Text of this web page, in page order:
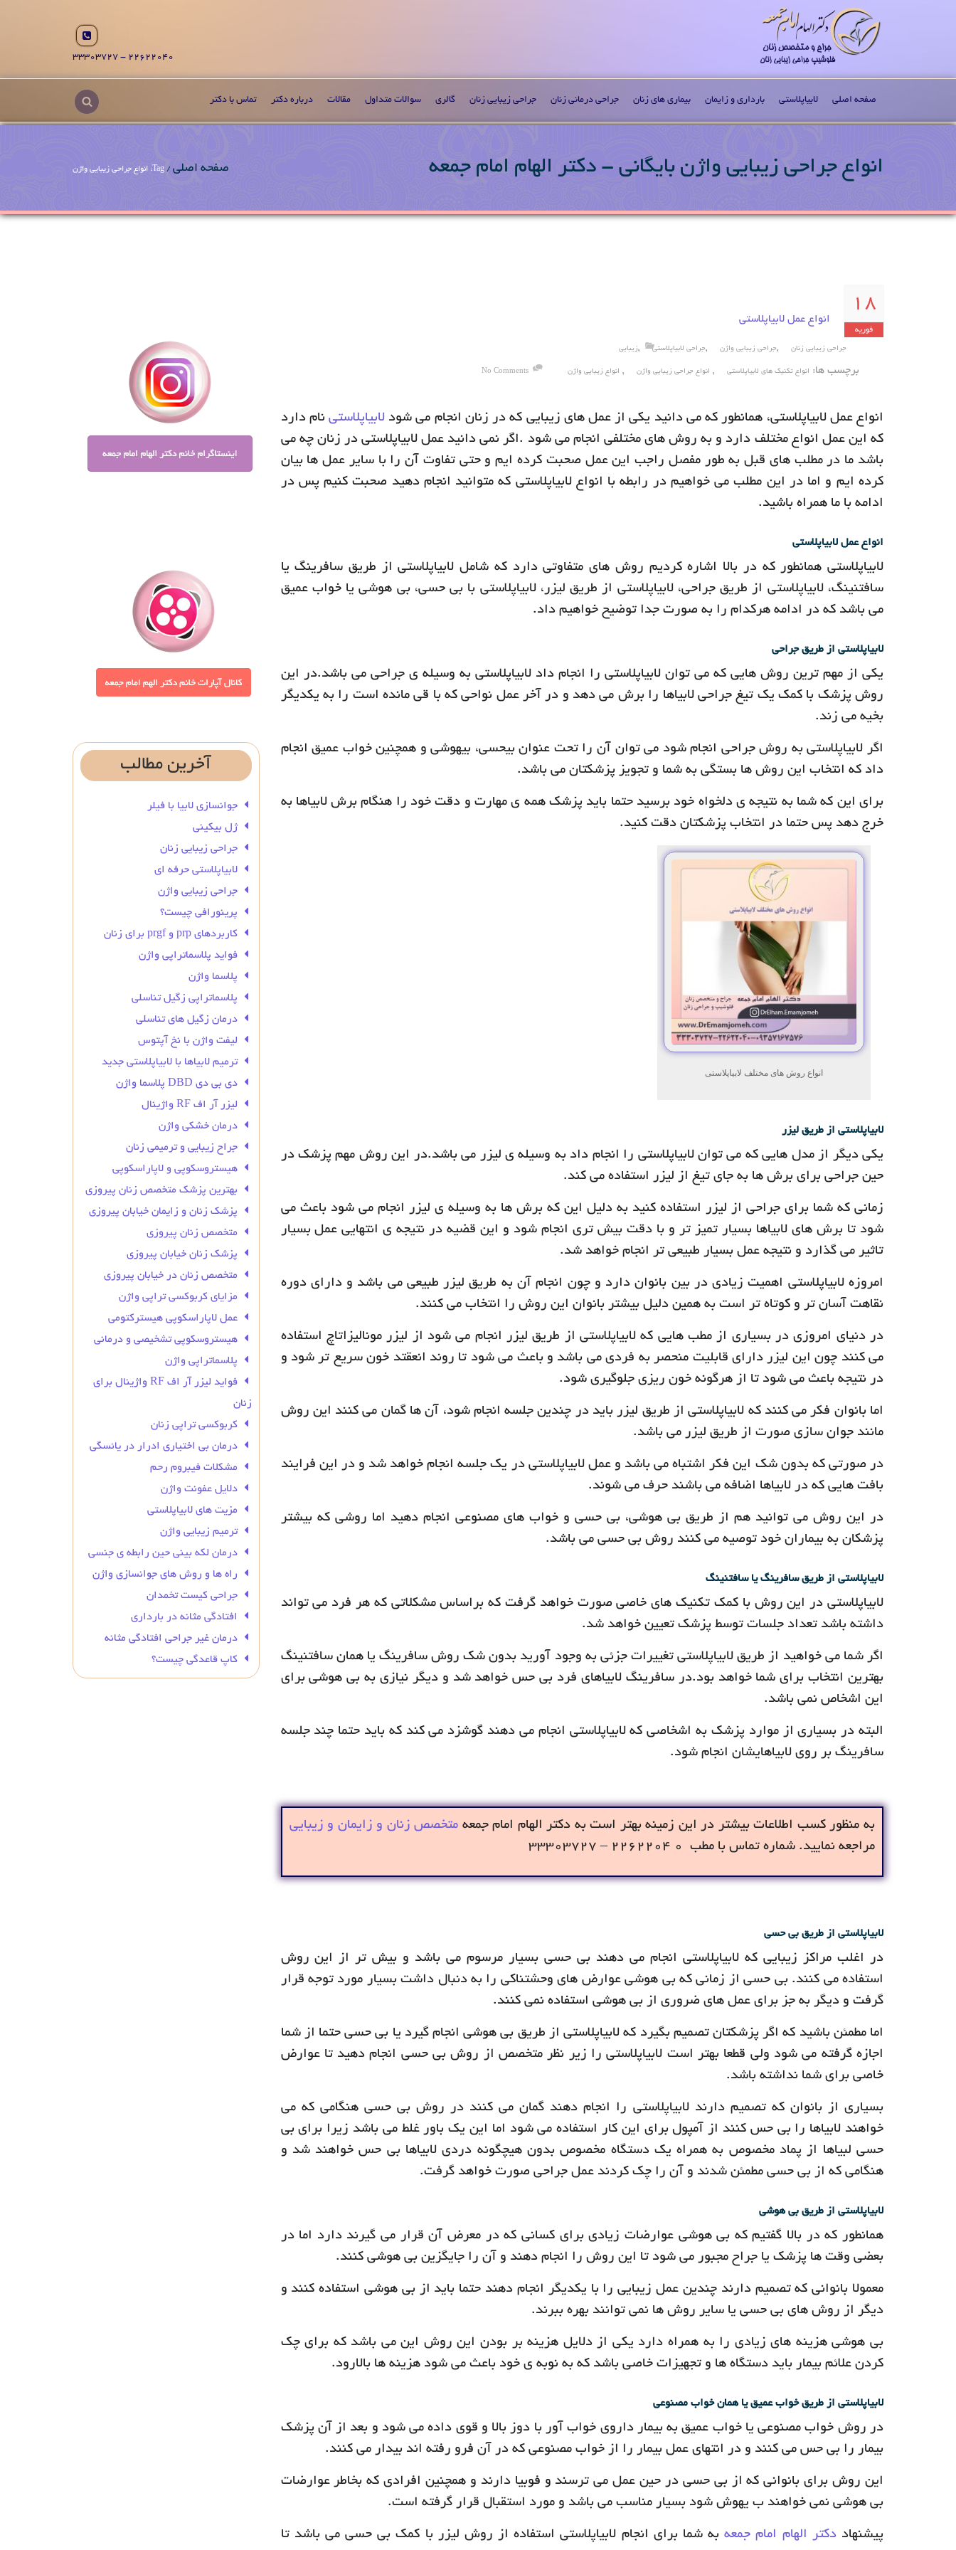
22622040 - 33303727
صفحه اصلی لابیاپلاستی بارداری و زایمان بیماری های زنان جراحی درمانی زنان جراحی زیبایی زنان گالری سوالات متداول مقالات درباره دکتر تماس با دکتر
انواع جراحی زیبایی واژن بایگانی - دکتر الهام امام جمعه صفحه اصلی / Tag: انواع جراحی زیبایی واژن
18
فوریه
انواع عمل لابیاپلاستی
جراحی زیبایی زنان ,جراحی زیبایی واژن ,جراحی لابیاپلاستی ,زیبایی
برچسب ها: انواع تکنیک های لابیاپلاستی , انواع جراحی زیبایی واژن , انواع زیبایی واژن No Comments
انواع عمل لابیاپلاستی، همانطور که می دانید یکی از عمل های زیبایی که در زنان انجام می شود لابیاپلاستی نام دارد
که این عمل انواع مختلف دارد و به روش های مختلفی انجام می شود .اگر نمی دانید عمل لابیاپلاستی در زنان چه می
باشد ما در مطلب های قبل به طور مفصل راجب این عمل صحبت کرده ایم و حتی تفاوت آن را با سایر عمل ها بیان
کرده ایم و اما در این مطلب می خواهیم در رابطه با انواع لابیاپلاستی که متوانید انجام دهید صحبت کنیم پس در
ادامه با ما همراه باشید.
انواع عمل لابیاپلاستی
لابیاپلاستی همانطور که در بالا اشاره کردیم روش های متفاوتی دارد که شامل لابیاپلاستی از طریق سافرینگ یا
سافتنینگ، لابیاپلاستی از طریق جراحی، لابیاپلاستی از طریق لیزر، لابیاپلاستی با بی حسی، بی هوشی یا خواب عمیق
می باشد که در ادامه هرکدام را به صورت جدا توضیح خواهیم داد.
لابیاپلاستی از طریق جراحی
یکی از مهم ترین روش هایی که می توان لابیاپلاستی را انجام داد لابیاپلاستی به وسیله ی جراحی می باشد.در این
روش پزشک با کمک یک تیغ جراحی لابیاها را برش می دهد و در آخر عمل نواحی که با قی مانده است را به یکدیگر
بخیه می زند.
اگر لابیاپلاستی به روش جراحی انجام شود می توان آن را تحت عنوان بیحسی، بیهوشی و همچنین خواب عمیق انجام
داد که انتخاب این روش ها بستگی به شما و تجویز پزشکتان می باشد.
برای این که شما به نتیجه ی دلخواه خود برسید حتما باید پزشک همه ی مهارت و دقت خود را هنگام برش لابیاها به
خرج دهد پس حتما در انتخاب پزشکتان دقت کنید.
انواع روش های مختلف لابیاپلاستی
لابیاپلاستی از طریق لیزر
یکی دیگر از مدل هایی که می توان لابیاپلاستی را انجام داد به وسیله ی لیزر می باشد.در این روش مهم پزشک در
حین جراحی برای برش ها به جای تیغ از لیزر استفاده می کند.
زمانی که شما برای جراحی از لیزر استفاده کنید به دلیل این که برش ها به وسیله ی لیزر انجام می شود باعث می
شود تا برش های لابیاها بسیار تمیز تر و با دقت بیش تری انجام شود و این قضیه در نتیجه ی انتهایی عمل بسیار
تاثیر می گذارد و نتیجه عمل بسیار طبیعی تر انجام خواهد شد.
امروزه لابیاپلاستی اهمیت زیادی در بین بانوان دارد و چون انجام آن به طریق لیزر طبیعی می باشد و دارای دوره
نقاهت آسان تر و کوتاه تر است به همین دلیل بیشتر بانوان این روش را انتخاب می کنند.
در دنیای امروزی در بسیاری از مطب هایی که لابیاپلاستی از طریق لیزر انجام می شود از لیزر مونالیزاتاچ استفاده
می کنند چون این لیزر دارای قابلیت منحصر به فردی می باشد و باعث می شود تا روند انعقتد خون سریع تر شود و
در نتیجه باعث می شود تا از هرگونه خون ریزی جلوگیری شود.
اما بانوان فکر می کنند که لابیاپلاستی از طریق لیزر باید در چندین جلسه انجام شود، آن ها گمان می کنند این روش
مانند جوان سازی صورت از طریق لیزر می باشد.
در صورتی که بدون شک این فکر اشتباه می باشد و عمل لابیاپلاستی در یک جلسه انجام خواهد شد و در این فرایند
بافت هایی که در لابیاها اضافه می باشند حرف می شوند.
در این روش می توانید هم از طریق بی هوشی، بی حسی و خواب های مصنوعی انجام دهید اما روشی که بیشتر
پزشکان به بیماران خود توصیه می کنند روش بی حسی می باشد.
لابیاپلاستی از طریق سافرینگ یا سافتنینگ
لابیاپلاستی در این روش با کمک تکنیک های خاصی صورت خواهد گرفت که براساس مشکلاتی که هر فرد می تواند
داشته باشد تعداد جلسات توسط پزشک تعیین خواهد شد.
اگر شما می خواهید از طریق لابیاپلاستی تغییرات جزئی به وجود آورید بدون شک روش سافرینگ یا همان سافتنینگ
بهترین انتخاب برای شما خواهد بود.در سافرینگ لابیاهای فرد بی حس خواهد شد و دیگر نیازی به بی هوشی برای
این اشخاص نمی باشد.
البته در بسیاری از موارد پزشک به اشخاصی که لابیاپلاستی انجام می دهند گوشزد می کند که باید حتما چند جلسه
سافرینگ بر روی لابیاهایشان انجام شود.
به منظور کسب اطلاعات بیشتر در این زمینه بهتر است به دکتر الهام امام جمعه متخصص زنان و زایمان و زیبایی
مراجعه نمایید. شماره تماس با مطب ۰ ۲۲۶۲۲۰۴ – ۳۳۳۰۳۷۲۷
لابیاپلاستی از طریق بی حسی
در اغلب مراکز زیبایی که لابیاپلاستی انجام می دهند بی حسی بسیار مرسوم می باشد و بیش تر از این روش
استفاده می کنند. بی حسی از زمانی که بی هوشی عوارض های وحشتناکی را به دنبال داشت بسیار مورد توجه قرار
گرفت و دیگر به جز برای عمل های ضروری از بی هوشی استفاده نمی کنند.
اما مطمئن باشید که اگر پزشکتان تصمیم بگیرد که لابیاپلاستی از طریق بی هوشی انجام گیرد یا بی حسی حتما از شما
اجازه گرفته می شود ولی قطعا بهتر است لابیاپلاستی را زیر نظر متخصص از روش بی حسی انجام دهید تا عوارض
خاصی برای شما نداشته باشد.
بسیاری از بانوان که تصمیم دارند لابیاپلاستی را انجام دهند گمان می کنند در روش بی حسی هنگامی که می
خواهند لابیاها را بی حس کنند از آمپول برای این کار استفاده می شود اما این یک باور غلط می باشد زیرا برای بی
حسی لبیاها از پماد مخصوص به همراه یک دستگاه مخصوص بدون هیچگونه دردی لابیاها بی حس خواهند شد و
هنگامی که از بی حسی مطمئن شدند و آن را چک کردند عمل جراحی صورت خواهد گرفت.
لابیاپلاستی از طریق بی هوشی
همانطور که در بالا گفتیم که بی هوشی عوارضات زیادی برای کسانی که در معرض آن قرار می گیرند دارد اما در
بعضی وقت ها پزشک یا جراح مجبور می شود تا این روش را انجام دهند و آن را جایگزین بی هوشی کنند.
معمولا بانوانی که تصمیم دارند چندین عمل زیبایی را با یکدیگر انجام دهند حتما باید از بی هوشی استفاده کنند و
دیگر از روش های بی حسی یا سایر روش ها نمی توانند بهره ببرند.
بی هوشی هزینه های زیادی را به همراه دارد یکی از دلایل هزینه بر بودن این روش این می باشد که برای چک
کردن علائم بیمار باید دستگاه ها و تجهیزات خاصی باشد که به نوبه ی خود باعث می شود هزینه ها بالارود.
لابیاپلاستی از طریق خواب عمیق یا همان خواب مصنوعی
در روش خواب مصنوعی یا خواب عمیق به بیمار داروی خواب آور با دوز بالا و قوی داده می شود و بعد از آن پزشک
بیمار را بی حس می کنند و در انتهای عمل بیمار را از خواب مصنوعی که در آن فرو رفته اند بیدار می کنند.
این روش برای بانوانی که از بی حسی در حین عمل می ترسند و فوبیا دارند و همچنین افرادی که بخاطر عوارضات
بی هوشی نمی خواهند ب یهوش شود بسیار مناسب می باشد و مورد استقبال قرار گرفته است.
پیشنهاد دکتر الهام امام جمعهبه شما برای انجام لابیاپلاستی استفاده از روش لیزر با کمک بی حسی می باشد تا
آخرین مطالب
جوانسازی لابیا با فیلر
ژل بیکینی
جراحی زیبایی زنان
لابیاپلاستی حرفه ای
جراحی زیبایی واژن
پرینورافی چیست؟
کاربردهای prp و prgf برای زنان
فواید پلاسماتراپی واژن
پلاسما واژن
پلاسماتراپی زگیل تناسلی
درمان زگیل‌ های تناسلی
لیفت واژن با نخ آپتوس
ترمیم لابیاها با لابیاپلاستی جدید
دی بی دی DBD پلاسما واژن
لیزر آر اف RF واژینال
درمان خشکی واژن
جراح زیبایی و ترمیمی زنان
هیستروسکوپی و لاپاراسکوپی
بهترین پزشک متخصص زنان پیروزی
پزشک زنان و زایمان خیابان پیروزی
متخصص زنان پیروزی
پزشک زنان خیابان پیروزی
متخصص زنان در خیابان پیروزی
مزایای کربوکسی تراپی واژن
عمل لاپاراسکوپی هیسترکتومی
هیستروسکوپی تشخیصی و درمانی
پلاسماتراپی واژن
فواید لیزر آر اف RF واژینال برای
زنان
کربوکسی تراپی زنان
درمان بی‌ اختیاری ادرار در یائسگی
مشکلات فیبروم رحم
دلایل عفونت واژن
مزیت های لابیاپلاستی
ترمیم زیبایی واژن
درمان لکه بینی حین رابطه ی جنسی
راه ها و روش های جوانسازی واژن
جراحی کیست تخمدان
افتادگی مثانه در بارداری
درمان غیر جراحی افتادگی مثانه
کاپ قاعدگی چیست؟